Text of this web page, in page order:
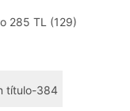
285 TL (129)